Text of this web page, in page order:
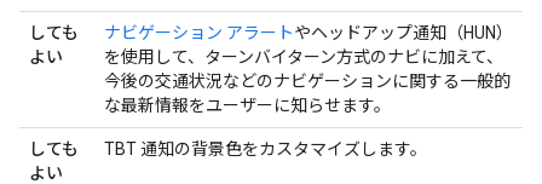
しても
よい
ナビゲーション アラートやヘッドアップ通知（HUN）
を使用して、ターンバイターン方式のナビに加えて、
今後の交通状況などのナビゲーションに関する一般的
な最新情報をユーザーに知らせます。
しても
よい
TBT 通知の背景色をカスタマイズします。